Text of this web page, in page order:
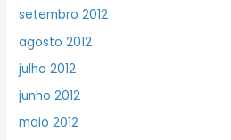
setembro 2012
agosto 2012
julho 2012
junho 2012
maio 2012